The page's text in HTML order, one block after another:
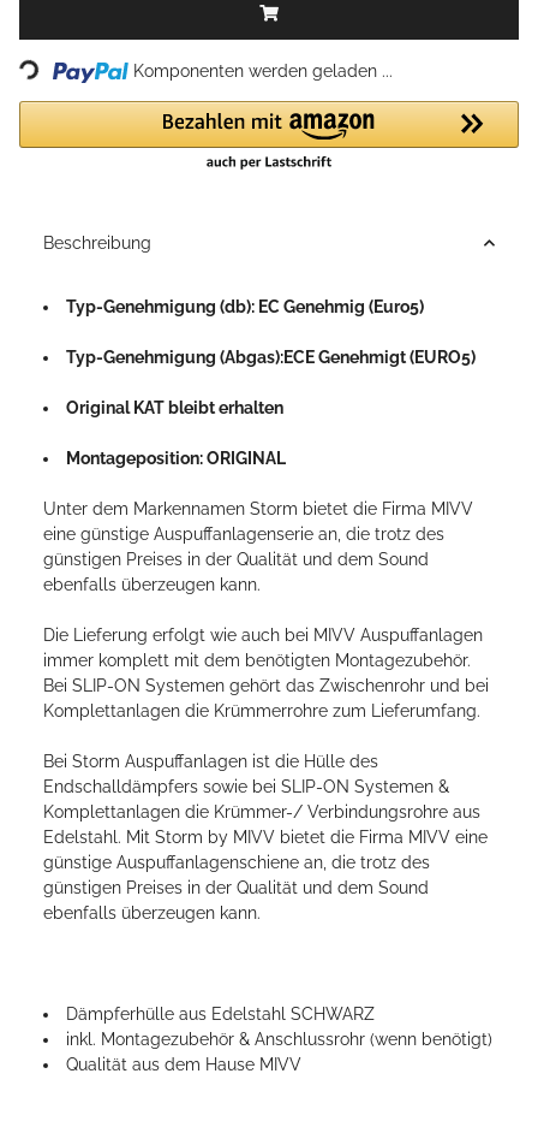
Loading... Komponenten werden geladen ...
Beschreibung
Typ-Genehmigung (db): EC Genehmig (Euro5)
Typ-Genehmigung (Abgas):ECE Genehmigt (EURO5)
Original KAT bleibt erhalten
Montageposition: ORIGINAL
Unter dem Markennamen Storm bietet die Firma MIVV
eine günstige Auspuffanlagenserie an, die trotz des
günstigen Preises in der Qualität und dem Sound
ebenfalls überzeugen kann.
Die Lieferung erfolgt wie auch bei MIVV Auspuffanlagen
immer komplett mit dem benötigten Montagezubehör.
Bei SLIP-ON Systemen gehört das Zwischenrohr und bei
Komplettanlagen die Krümmerrohre zum Lieferumfang.
Bei Storm Auspuffanlagen ist die Hülle des
Endschalldämpfers sowie bei SLIP-ON Systemen &
Komplettanlagen die Krümmer-/ Verbindungsrohre aus
Edelstahl. Mit Storm by MIVV bietet die Firma MIVV eine
günstige Auspuffanlagenschiene an, die trotz des
günstigen Preises in der Qualität und dem Sound
ebenfalls überzeugen kann.
Dämpferhülle aus Edelstahl SCHWARZ
inkl. Montagezubehör & Anschlussrohr (wenn benötigt)
Qualität aus dem Hause MIVV